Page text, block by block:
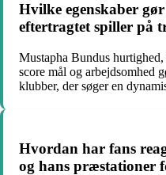
Hvilke egenskaber
eftertragtet spiller på
Mustapha Bundus
score mål og arbejdsomhed
klubber, der søger en
Hvordan har fans
og hans præstationer